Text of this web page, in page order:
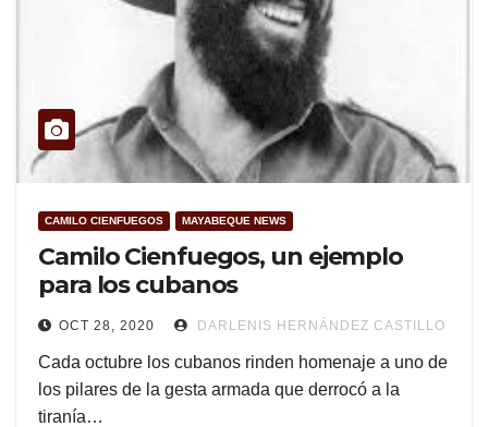
CAMILO CIENFUEGOS MAYABEQUE NEWS
Camilo Cienfuegos, un ejemplo
para los cubanos
OCT 28, 2020 DARLENIS HERNÁNDEZ CASTILLO
Cada octubre los cubanos rinden homenaje a uno de
los pilares de la gesta armada que derrocó a la
tiranía…